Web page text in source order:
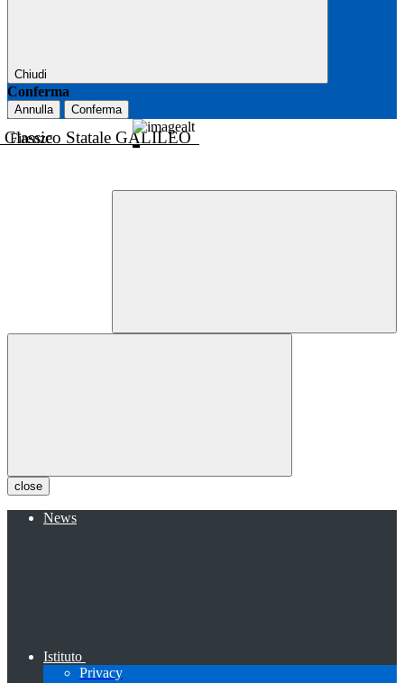
Chiudi
Conferma
Annulla Conferma
Classico Statale GALILEO
Firenze
close
News
Istituto
Privacy